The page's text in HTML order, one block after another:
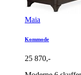
Maia
Kommode
25 870,-